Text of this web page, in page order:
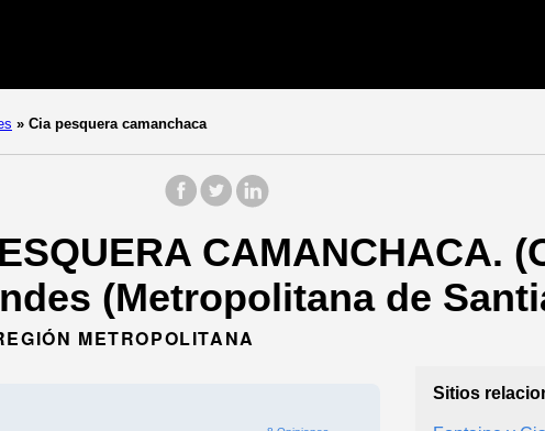
» Cia pesquera camanchaca
CAMANCHACA.
(Metropolitana de
METROPOLITANA
Sitios